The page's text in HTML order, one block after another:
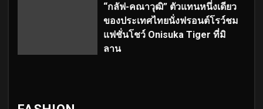
“กลัฟ-คณาวุฒิ” ตัวแทนหนึ่งเดียว
ของประเทศไทยนั่งฟรอนต์โรว์ชม
แฟชั่นโชว์ Onisuka Tiger ที่มิ
ลาน